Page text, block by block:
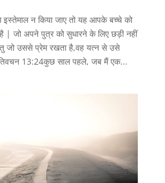
न किया जाए तो यह आपके बच्चे को
जो अपने पुत्र को सुधारने के लिए छड़ी नहीं
जो उससे प्रेम रखता है,वह यत्‍न से उसे
13:24कुछ साल पहले, जब मैं एक...